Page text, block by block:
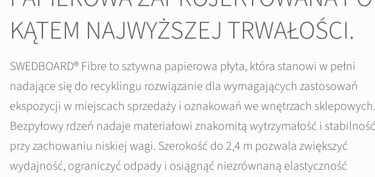
KĄTEM NAJWYŻSZEJ TRWAŁOŚCI.
SWEDBOARD® Fibre to sztywna papierowa płyta, która stanowi w pełni
nadające się do recyklingu rozwiązanie dla wymagających zastosowań
ekspozycji w miejscach sprzedaży i oznakowań we wnętrzach sklepowych.
Bezpyłowy rdzeń nadaje materiałowi znakomitą wytrzymałość i stabilność
przy zachowaniu niskiej wagi. Szerokość do 2,4 m pozwala zwiększyć
wydajność, ograniczyć odpady i osiągnąć niezrównaną elastyczność